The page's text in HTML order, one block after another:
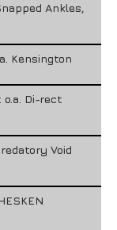
Ankles,
Kensington
Di-rect
Void